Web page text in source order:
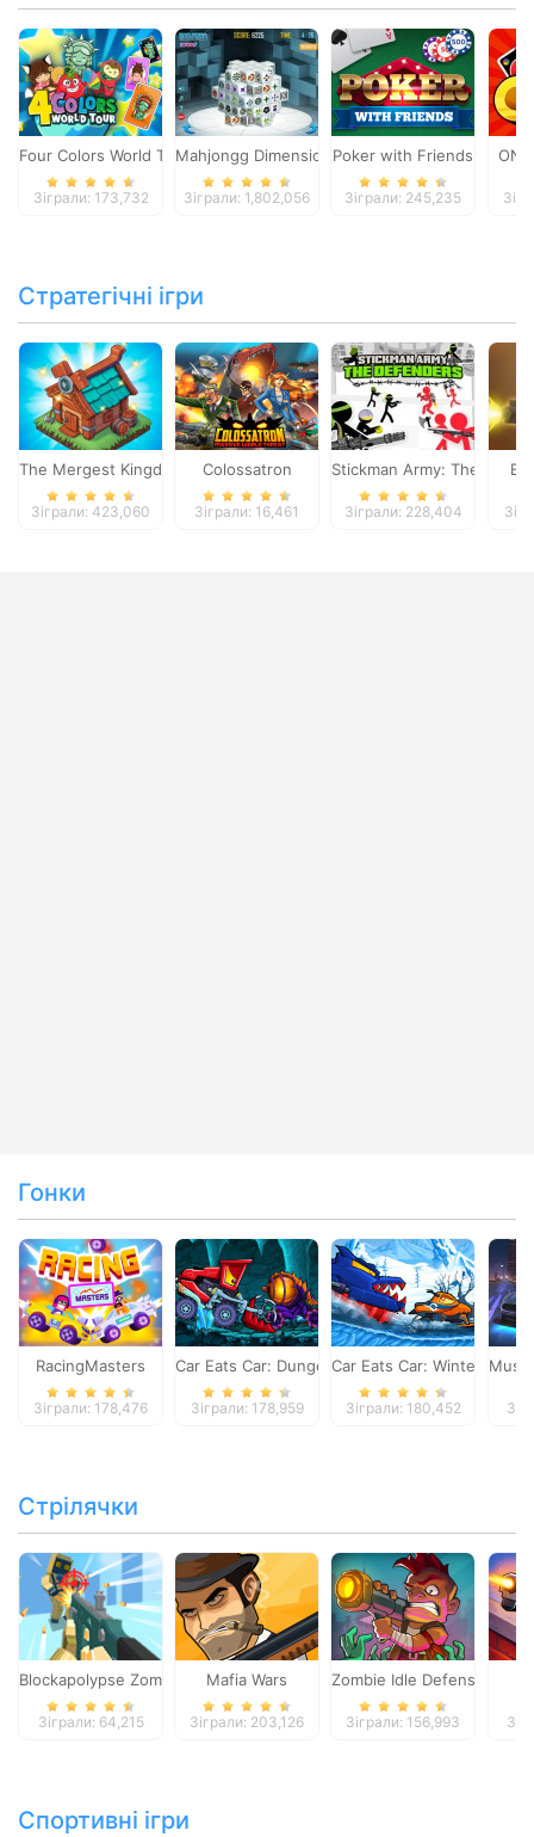
Four Colors World Tour
Зіграли: 173,732
Mahjongg Dimensions
Зіграли: 1,802,056
Poker with Friends
Зіграли: 245,235
Стратегічні ігри
The Mergest Kingdom
Зіграли: 423,060
Colossatron
Зіграли: 16,461
Stickman Army: The
Зіграли: 228,404
Гонки
RacingMasters
Зіграли: 178,476
Car Eats Car: Dungeon Adventure
Зіграли: 178,959
Car Eats Car: Winter
Зіграли: 180,452
Стрілячки
Blockapolypse Zombie Shooter
Зіграли: 64,215
Mafia Wars
Зіграли: 203,126
Zombie Idle Defense
Зіграли: 156,993
Спортивні ігри